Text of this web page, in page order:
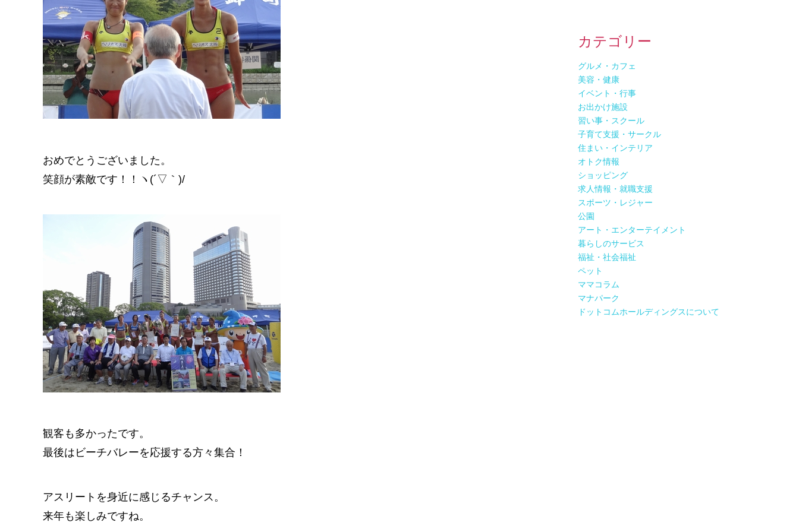
おめでとうございました。
笑顔が素敵です！！ヽ(´▽｀)/
観客も多かったです。
最後はビーチバレーを応援する方々集合！
アスリートを身近に感じるチャンス。
来年も楽しみですね。
カテゴリー
グルメ・カフェ
美容・健康
イベント・行事
お出かけ施設
習い事・スクール
子育て支援・サークル
住まい・インテリア
オトク情報
ショッピング
求人情報・就職支援
スポーツ・レジャー
公園
アート・エンターテイメント
暮らしのサービス
福祉・社会福祉
ペット
ママコラム
マナパーク
ドットコムホールディングスについて